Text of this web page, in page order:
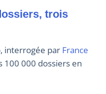
trois
interrogée par France
100 000 dossiers en